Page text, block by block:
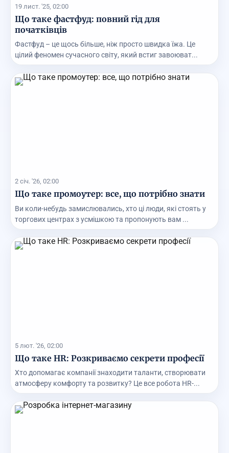
19 лист. '25, 02:00
Що таке фастфуд: повний гід для
початківців
Фастфуд – це щось більше, ніж просто швидка їжа. Це
цілий феномен сучасного світу, який встиг завоюват...
2 січ. '26, 02:00
Що таке промоутер: все, що потрібно знати
Ви коли-небудь замислювались, хто ці люди, які стоять у
торгових центрах з усмішкою та пропонують вам ...
5 лют. '26, 02:00
Що таке HR: Розкриваємо секрети професії
Хто допомагає компанії знаходити таланти, створювати
атмосферу комфорту та розвитку? Це все робота HR-...